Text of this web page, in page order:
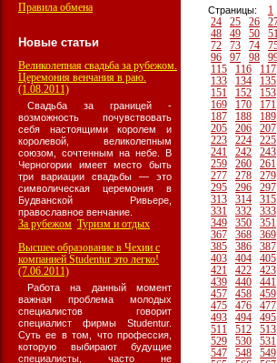
Правила обмена
Новые статьи
Великолепная свадьба за рубежом.
Церемония венчания в раю.
(1.08.2011)
Свадьба за границей -
возможность почувствовать
себя настоящими королем и
королевой, великолепным
союзом, сочтенным на небе. В
Черногории имеет место быть
три вариации свадьбы — это
символическая церемония в
Будванской Ривьере,
православное венчание.
За рубежом: Туризм и отдых
Высшее образование в Чехии с
компанией Studentur это легко!
(7.06.2011)
Работа на данный момент
важная проблема молодых
специалистов говорит
специалист фирмы Studentur.
Суть ее в том, что профессия,
которую выбирают будущие
специалисты, часто не
Страницы: 1
24
25 26
48
49 50
72
73 74
96
97 98
115
116 117
133
134 135
151
152 153
169
170 171
187
188 189
205
206 207
223
224 225
241
242 243
259
260 261
277
278 279
295
296 297
313
314 315
331
332 333
349
350 351
367
368 369
385
386 387
403
404 405
421
422 423
439
440 441
457
458 459
475
476 477
493
494 495
511
512 513
529
530 531
547
548 549